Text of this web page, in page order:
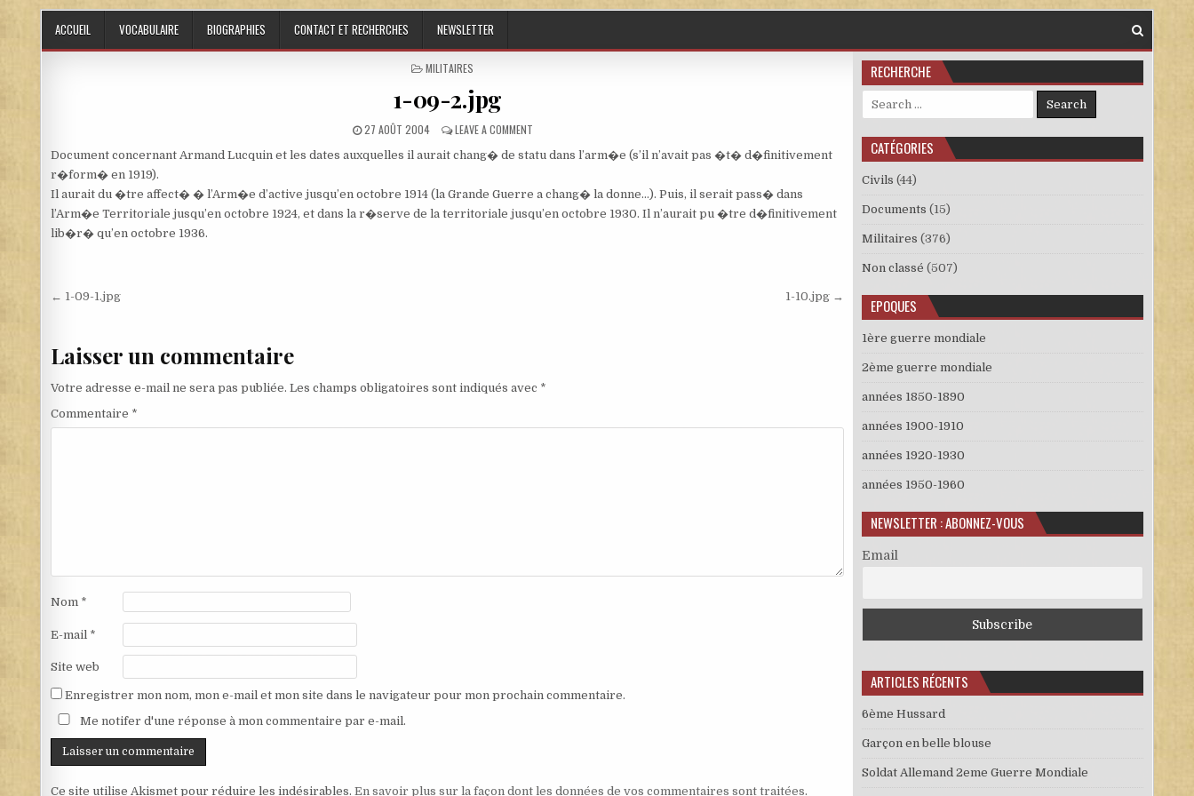
ACCUEIL VOCABULAIRE BIOGRAPHIES CONTACT ET RECHERCHES NEWSLETTER
POSTED IN
MILITAIRES
1-09-2.jpg
PUBLISHED DATE:
27 AOÛT 2004 LEAVE A COMMENTON 1-09-2.JPG
Document concernant Armand Lucquin et les dates auxquelles il aurait chang� de statu dans l’arm�e (s’il n’avait pas �t� d�finitivement
r�form� en 1919).
Il aurait du �tre affect� � l’Arm�e d’active jusqu’en octobre 1914 (la Grande Guerre a chang� la donne…). Puis, il serait pass� dans
l’Arm�e Territoriale jusqu’en octobre 1924, et dans la r�serve de la territoriale jusqu’en octobre 1930. Il n’aurait pu �tre d�finitivement
lib�r� qu’en octobre 1936.
Navigation de l’article
← 1-09-1.jpg 1-10.jpg →
Laisser un commentaire
Votre adresse e-mail ne sera pas publiée. Les champs obligatoires sont indiqués avec *
Commentaire *
Nom *
E-mail *
Site web
Enregistrer mon nom, mon e-mail et mon site dans le navigateur pour mon prochain commentaire.
Me notifer d'une réponse à mon commentaire par e-mail.
Ce site utilise Akismet pour réduire les indésirables. En savoir plus sur la façon dont les données de vos commentaires sont traitées.
RECHERCHE
Search for:
CATÉGORIES
Civils (44)
Documents (15)
Militaires (376)
Non classé (507)
EPOQUES
1ère guerre mondiale
2ème guerre mondiale
années 1850-1890
années 1900-1910
années 1920-1930
années 1950-1960
NEWSLETTER : ABONNEZ-VOUS
Email
ARTICLES RÉCENTS
6ème Hussard
Garçon en belle blouse
Soldat Allemand 2eme Guerre Mondiale